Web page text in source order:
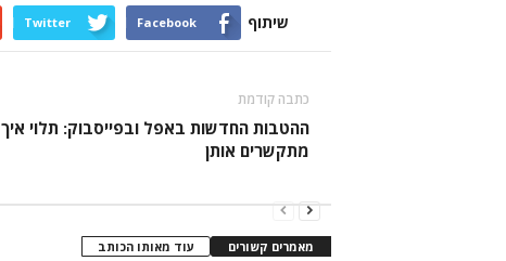
שיתוף Facebook
Twitter
כתבה קודמת
ההטבות החדשות באפל ובפייסבוק: תלוי איך
מתקשרים אותן
מאמרים קשורים עוד מאותו הכותב